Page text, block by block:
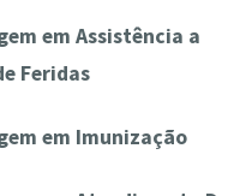
em Assistência a
Feridas
em Imunização